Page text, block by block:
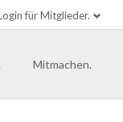
für Mitglieder.
Mitmachen.